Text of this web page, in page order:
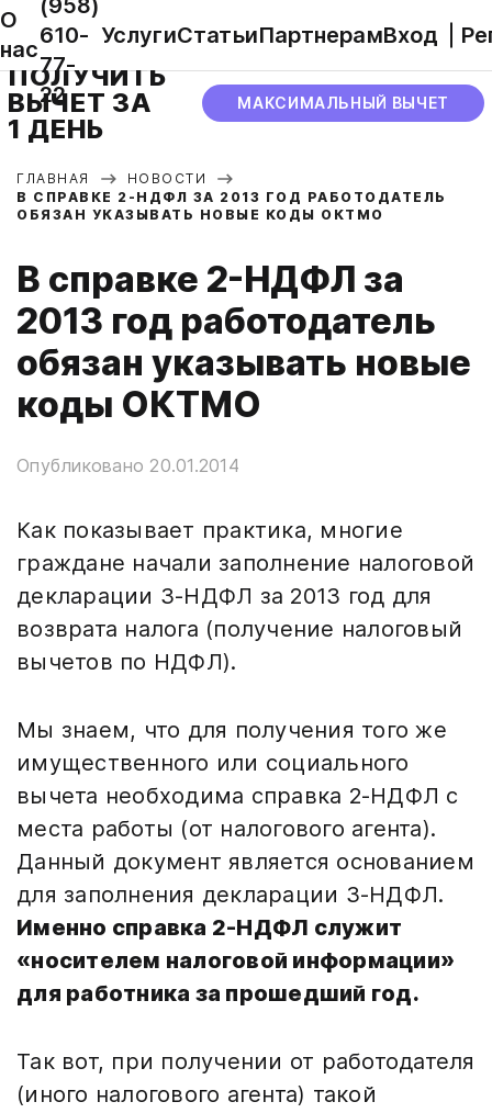
О
нас
610-
77-
22
УслугиСтатьиПартнерамВход
ПОЛУЧИТЬ
ВЫЧЕТ ЗА
1 ДЕНЬ
МАКСИМАЛЬНЫЙ ВЫЧЕТ
ГЛАВНАЯ
НОВОСТИ
В СПРАВКЕ 2-НДФЛ ЗА 2013 ГОД РАБОТОДАТЕЛЬ
ОБЯЗАН УКАЗЫВАТЬ НОВЫЕ КОДЫ ОКТМО
В справке 2-НДФЛ за
2013 год работодатель
обязан указывать новые
коды ОКТМО
Опубликовано 20.01.2014
Как показывает практика, многие
граждане начали заполнение налоговой
декларации 3-НДФЛ за 2013 год для
возврата налога (получение налоговый
вычетов по НДФЛ).
Мы знаем, что для получения того же
имущественного или социального
вычета необходима справка 2-НДФЛ с
места работы (от налогового агента).
Данный документ является основанием
для заполнения декларации 3-НДФЛ.
Именно справка 2-НДФЛ служит
«носителем налоговой информации»
для работника за прошедший год.
Так вот, при получении от работодателя
(иного налогового агента) такой